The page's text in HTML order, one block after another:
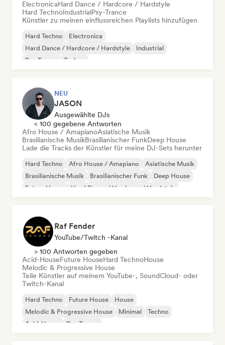
ElectronicaHard Dance / Hardcore / Hardstyle
Hard TechnoIndustrialPsy-Trance
Künstler zu meinen einflussreichen Playlists hinzufügen
Hard Techno
Electronica
Hard Dance / Hardcore / Hardstyle
Industrial
Psy-Trance
Techno
NEU
JASON
Ausgewählte DJs
< 100 gegebene Antworten
Afro House / AmapianoAsiatische Musik
Brasilianische MusikBrasilianischer FunkDeep House
Lade die Tracks der Künstler für meine DJ-Sets herunter
Hard Techno Afro House / Amapiano
Asiatische Musik
Brasilianische Musik
Brasilianischer Funk
Deep House
Future House
Hard Dance / Hardcore / Hardstyle
Raf Fender
YouTube/Twitch -Kanal
> 100 Antworten gegeben
Acid-HouseFuture HouseHard TechnoHouse
Melodic & Progressive House
Teile Künstler auf meinem YouTube-, SoundCloud- oder
Twitch-Kanal
Hard Techno Future House
House
Melodic & Progressive House
Minimal
Techno
Acid-House
Psy-Trance